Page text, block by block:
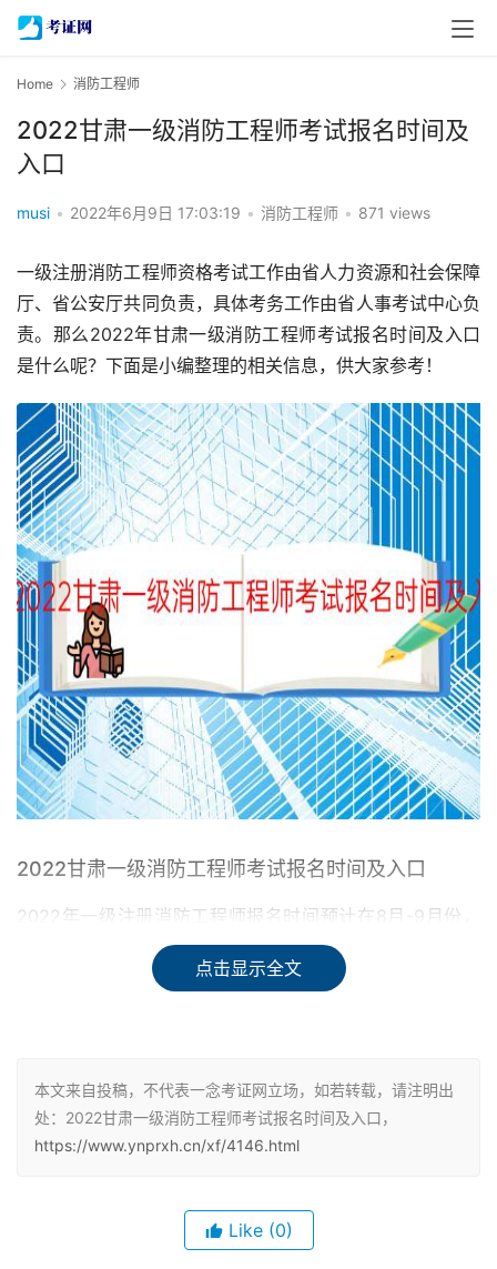
Home 消防工程师
2022甘肃一级消防工程师考试报名时间及
入口
musi • 2022年6月9日 17:03:19 • 消防工程师 • 871 views
一级注册消防工程师资格考试工作由省人力资源和社会保障
厅、省公安厅共同负责，具体考务工作由省人事考试中心负
责。那么2022年甘肃一级消防工程师考试报名时间及入口
是什么呢？下面是小编整理的相关信息，供大家参考！
2022甘肃一级消防工程师考试报名时间及入口
2022年一级注册消防工程师报名时间预计在8月-9月份，
消防工程师考试时间11月5日、6日，满足条件的考生在中国
人事考试网报名。
(http://zg.cpta.com.cn)进行报名。
一级消防工程师考生注册注册须知
首次使用该平台的报考人员必须进行注册方可进行报名。已
在该平台注册过的报考人员报名时无需重新注册。新报考人
点击显示全文
本文来自投稿，不代表一念考证网立场，如若转载，请注明出
处：2022甘肃一级消防工程师考试报名时间及入口，
https://www.ynprxh.cn/xf/4146.html
Like (0)